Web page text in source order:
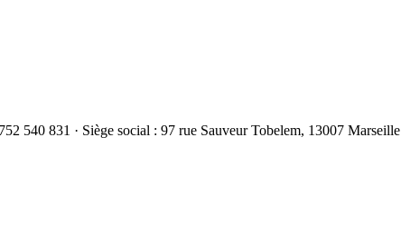
540 831 · Siège social : 97 rue Sauveur Tobelem, 13007 Marseille